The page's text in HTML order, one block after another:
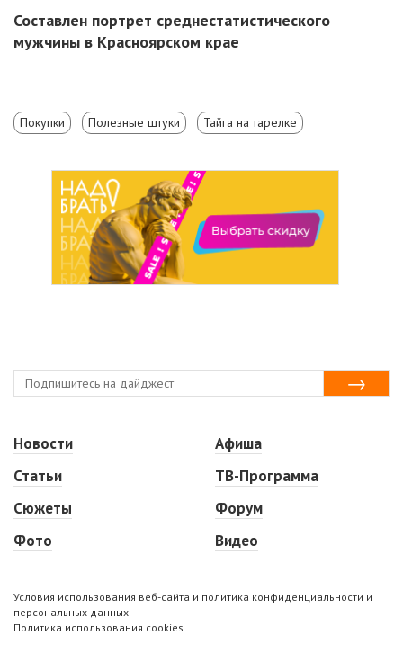
Составлен портрет среднестатистического
мужчины в Красноярском крае
Покупки Полезные штуки Тайга на тарелке
Новости
Статьи
Сюжеты
Фото
Афиша
ТВ-Программа
Форум
Видео
Условия использования веб-сайта и политика конфиденциальности и
персональных данных
Политика использования cookies